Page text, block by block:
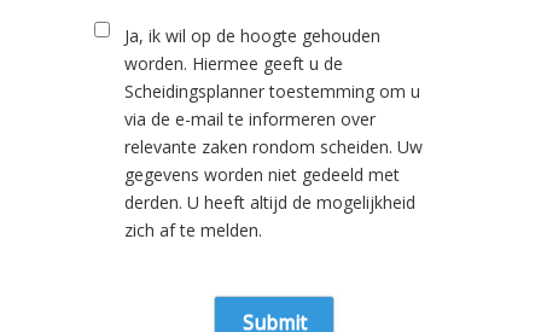
Ja, ik wil op de hoogte gehouden
worden. Hiermee geeft u de
Scheidingsplanner toestemming om u
via de e-mail te informeren over
relevante zaken rondom scheiden. Uw
gegevens worden niet gedeeld met
derden. U heeft altijd de mogelijkheid
zich af te melden.